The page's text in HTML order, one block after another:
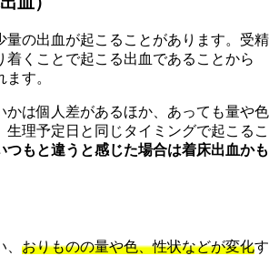
量の出血が起こることがあります。受精
着くことで起こる出血であることから
ます。
かは個人差があるほか、あっても量や色
生理予定日と同じタイミングで起こるこ
つもと違うと感じた場合は着床出血かも
おりものの量や色、性状などが変化す